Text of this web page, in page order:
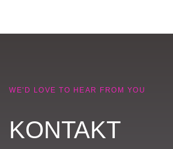
WE'D LOVE TO HEAR FROM YOU
KONTAKT